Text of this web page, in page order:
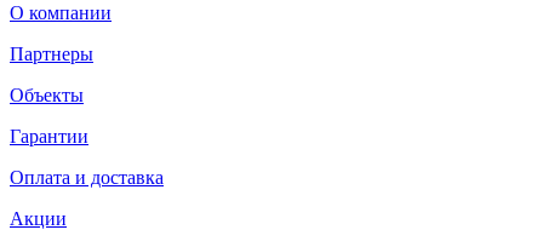
О компании
Партнеры
Объекты
Гарантии
Оплата и доставка
Акции